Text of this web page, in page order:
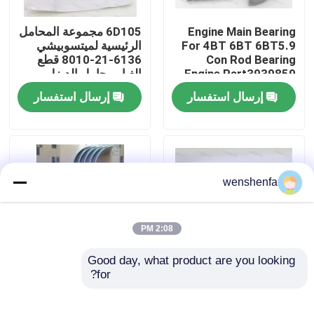
فيديوهات
حولنا
جولة في المصنع
اتصل بنا
Engine Main Bearing
For 4BT 6BT 6BT5.9
Con Rod Bearing
Engine Part3939859
3802070
إرسال استفسار
6D105 مجموعة المحامل
الرئيسية لميتسوبيشي
6136-21-8010 قطع
الغيار محامل الديزل
إرسال استفسار
قطع غيار محرك
wenshenfa
2:08 PM
Good day, what product are you looking
for?